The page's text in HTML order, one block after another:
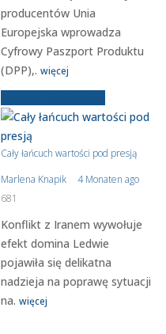
producentów Unia
Europejska wprowadza
Cyfrowy Paszport Produktu
(DPP),. więcej
Cały łańcuch wartości pod presją
Marlena Knapik
4 Monaten ago
681
Konflikt z Iranem wywołuje
efekt domina Ledwie
pojawiła się delikatna
nadzieja na poprawę sytuacji
na. więcej